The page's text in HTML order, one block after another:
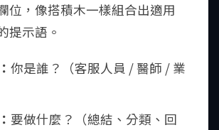
位，像搭積木一樣組合出適用
提示語。
你是誰？（客服人員 / 醫師 / 業
要做什麼？（總結、分類、回